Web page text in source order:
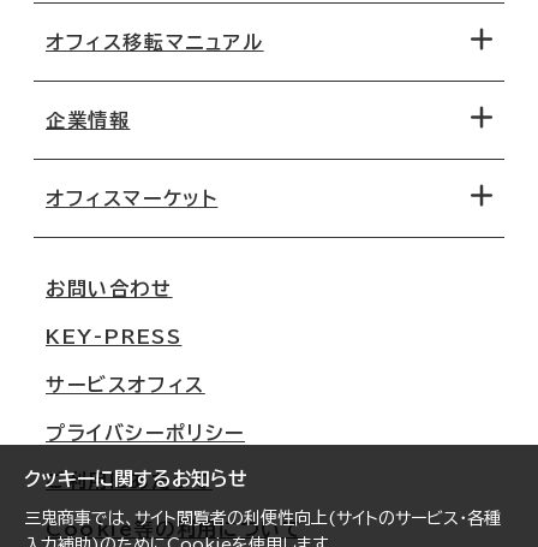
クッキーに関するお知らせ
三鬼商事では、サイト閲覧者の利便性向上(サイトのサービス・各種
地図から探す
路線・駅から探す
オフィス移転マニュアル
移転コストシミュレーション
移転スケジュール
オフィス移転Q&A
企業情報
オフィスマーケット
大阪
名古屋
札幌
仙台
横浜
お問い合わせ
KEY-PRESS
サービスオフィス
プライバシーポリシー
ご利用にあたって
Cookie等の利用について